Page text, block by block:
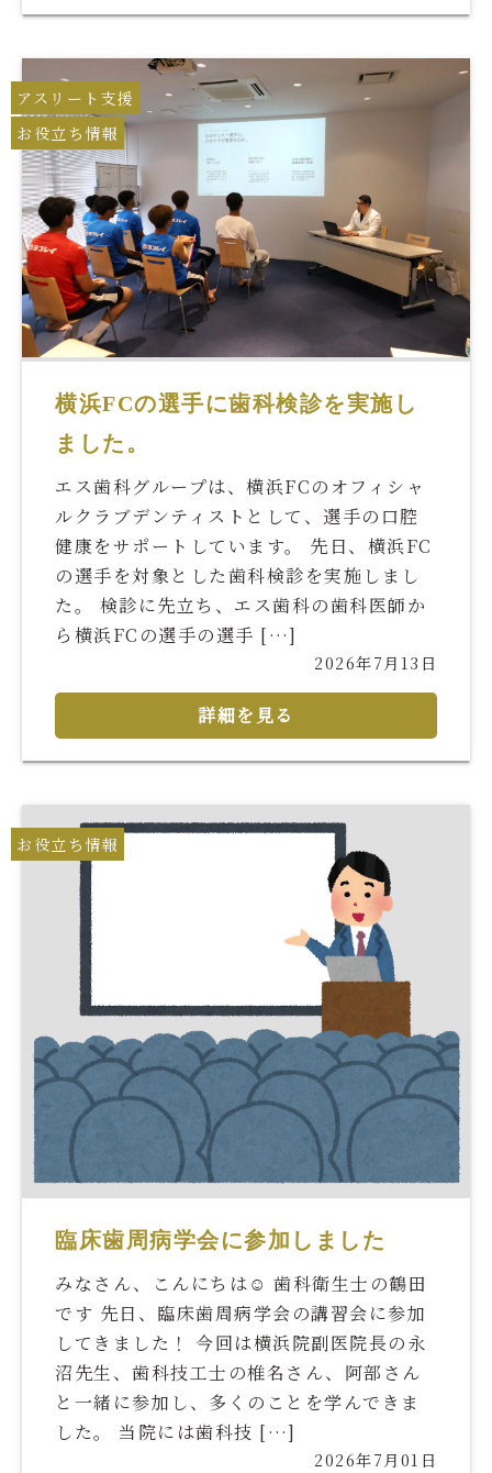
横浜FCの選手に歯科検診を実施し
ました。
エス歯科グループは、横浜FCのオフィシャ
ルクラブデンティストとして、選手の口腔
健康をサポートしています。 先日、横浜FC
の選手を対象とした歯科検診を実施しまし
た。 検診に先立ち、エス歯科の歯科医師か
ら横浜FCの選手の選手 […]
2026年7月13日
詳細を見る
アスリート支援
お役立ち情報
臨床歯周病学会に参加しました
みなさん、こんにちは☺︎ 歯科衛生士の鶴田
です 先日、臨床歯周病学会の講習会に参加
してきました！ 今回は横浜院副医院長の永
沼先生、歯科技工士の椎名さん、阿部さん
と一緒に参加し、多くのことを学んできま
した。 当院には歯科技 […]
2026年7月01日
お役立ち情報